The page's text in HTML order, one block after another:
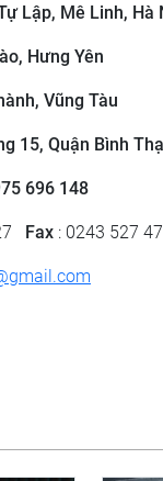
Lập, Mê Linh, Hà
Hưng Yên
Vũng Tàu
15, Quận Bình
696 148
Fax : 0243 527